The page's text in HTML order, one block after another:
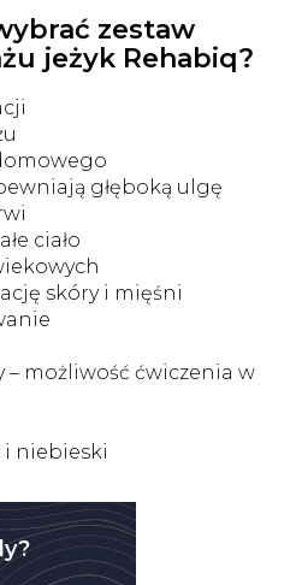
zestaw
jeżyk Rehabiq?
głęboką ulgę
ciało
skóry i mięśni
możliwość ćwiczenia w
i niebieski